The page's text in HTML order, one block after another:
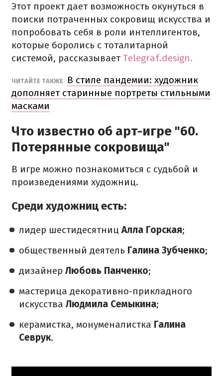
Этот проект дает возможность окунуться в
поиски потраченных сокровищ искусства и
попробовать себя в роли интеллигентов,
которые боролись с тоталитарной
системой, рассказываетTelegraf.design.
ЧИТАЙТЕ ТАКЖЕ
В стиле пандемии: художник
дополняет старинные портреты стильными
масками
Что известно об арт-игре "60.
Потерянные сокровища"
В игре можно познакомиться с судьбой и
произведениями художниц.
Среди художниц есть:
лидер шестидесятницАлла Горская;
общественный деятель Галина Зубченко;
дизайнер Любовь Панченко;
мастерица декоративно-прикладного
искусства Людмила Семыкина;
керамистка, монуменалистка Галина
Севрук.